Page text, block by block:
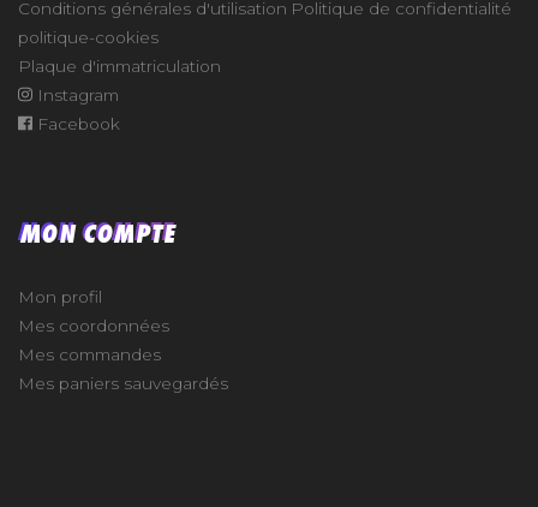
Conditions générales d'utilisation Politique de confidentialité
politique-cookies
Plaque d'immatriculation
Instagram
Facebook
MON COMPTE
Mon profil
Mes coordonnées
Mes commandes
Mes paniers sauvegardés